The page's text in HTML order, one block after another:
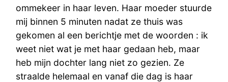
ommekeer in haar leven. Haar moeder stuurde
mij binnen 5 minuten nadat ze thuis was
gekomen al een berichtje met de woorden : ik
weet niet wat je met haar gedaan heb, maar
heb mijn dochter lang niet zo gezien. Ze
straalde helemaal en vanaf die dag is haar